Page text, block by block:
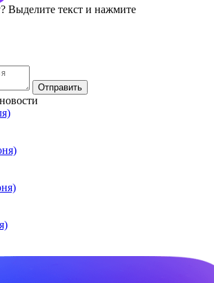
Выделите текст и нажмите
Отправить